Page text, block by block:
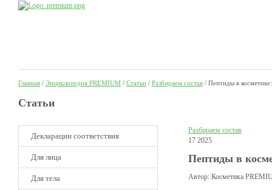
Главная / Энциклопедия PREMIUM / Статьи / Разбираем состав / Пептиды в
Статьи
Декларации соответствия
Для лица
Для тела
Разбираем состав
17 2025
Пептиды в
Автор: Косметика